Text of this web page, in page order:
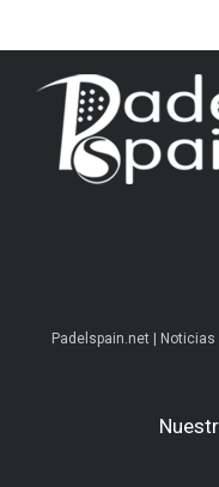
Padelspain.net |